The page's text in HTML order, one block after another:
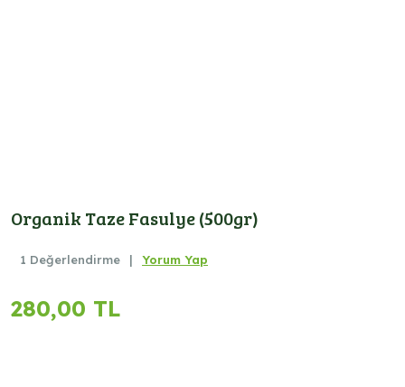
Organik Taze Fasulye (500gr)
1 Değerlendirme | Yorum Yap
280,00 TL